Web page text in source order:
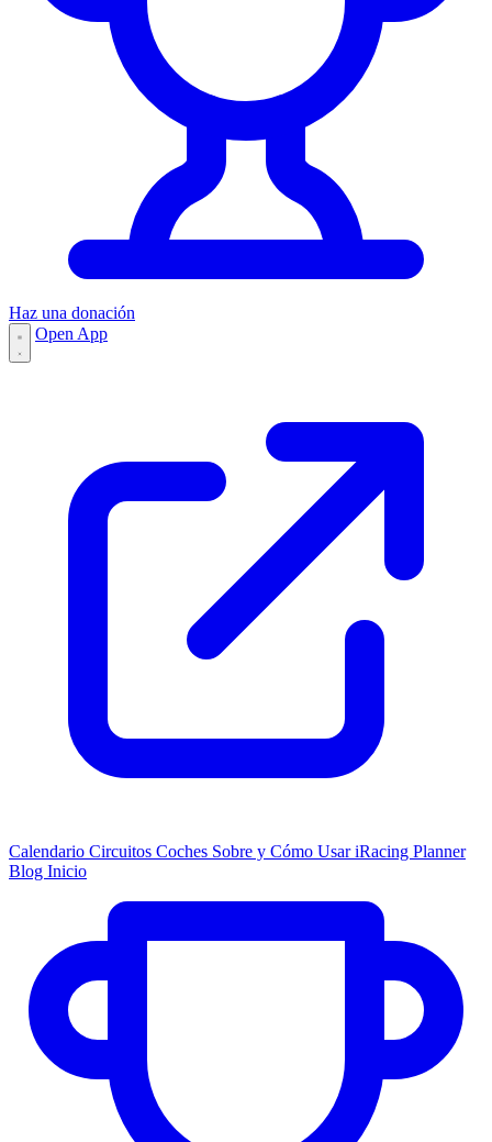
Haz una donación
Open App
Calendario Circuitos Coches Sobre y Cómo UsariRacing Planner
Blog Inicio